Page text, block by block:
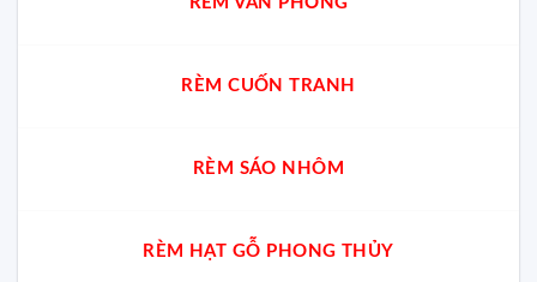
RÈM CUỐN TRANH
RÈM SÁO NHÔM
RÈM HẠT GỖ PHONG THỦY